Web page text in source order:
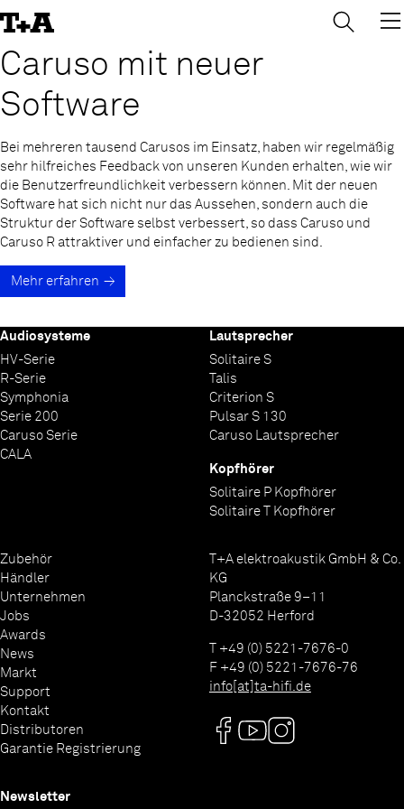
to
Caruso mit neuer
Software
Bei mehreren tausend Carusos im Einsatz, haben wir regelmäßig
sehr hilfreiches Feedback von unseren Kunden erhalten, wie wir
die Benutzerfreundlichkeit verbessern können. Mit der neuen
Software hat sich nicht nur das Aussehen, sondern auch die
Struktur der Software selbst verbessert, so dass Caruso und
Caruso R attraktiver und einfacher zu bedienen sind.
Mehr erfahren
Audiosysteme
HV-Serie
R-Serie
Symphonia
Serie 200
Caruso Serie
CALA
Lautsprecher
Solitaire S
Talis
Criterion S
Pulsar S 130
Caruso Lautsprecher
Kopfhörer
Solitaire P Kopfhörer
Solitaire T Kopfhörer
Zubehör
Händler
Unternehmen
Jobs
Awards
News
Markt
Support
Kontakt
Distributoren
Garantie Registrierung
T+A elektroakustik GmbH & Co.
KG
Planckstraße 9–11
D-32052 Herford
T +49 (0) 5221-7676-0
F +49 (0) 5221-7676-76
info[at]ta-hifi.de
Newsletter
→ ×